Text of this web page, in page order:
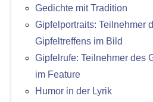
Gedichte mit Tradition
Gipfelportraits: Teilnehmer
Gipfeltreffens im Bild
Gipfelrufe: Teilnehmer des
im Feature
Humor in der Lyrik